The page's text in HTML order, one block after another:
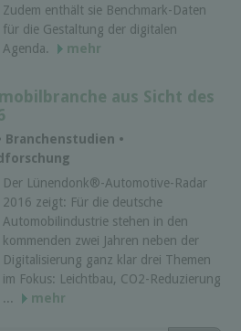
Zudem enthält sie Benchmark-Daten
für die Gestaltung der digitalen
Agenda.
mehr
aus Sicht des
Branchenstudien •
Der Lünendonk®-Automotive-Radar
2016 zeigt: Für die deutsche
Automobilindustrie stehen in den
kommenden zwei Jahren neben der
Digitalisierung ganz klar drei Themen
im Fokus: Leichtbau, CO2-Reduzierung
...
mehr